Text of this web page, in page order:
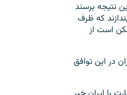
نتیجه برسند
که ظرف
ممکن است از
در این توافق